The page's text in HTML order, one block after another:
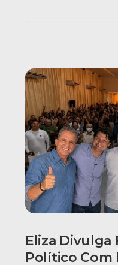
Eliza Divulga
Político Com